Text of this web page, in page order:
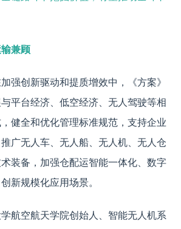
兼顾
强创新驱动和提质增效中，《方案》
平台经济、低空经济、无人驾驶等相
健全和优化管理标准规范，支持企业
广无人车、无人船、无人机、无人仓
装备，加强仓配运智能一体化、数字
新规模化应用场景。
航空航天学院创始人、智能无人机系